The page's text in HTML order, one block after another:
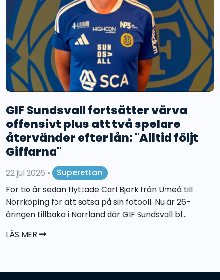
GIF Sundsvall fortsätter värva
offensivt plus att två spelare
återvänder efter lån: "Alltid följt
Giffarna"
22 jul 2026 •
Superettan
För tio år sedan flyttade Carl Björk från Umeå till
Norrköping för att satsa på sin fotboll. Nu är 26-
åringen tillbaka i Norrland där GIF Sundsvall bl...
LÄS MER